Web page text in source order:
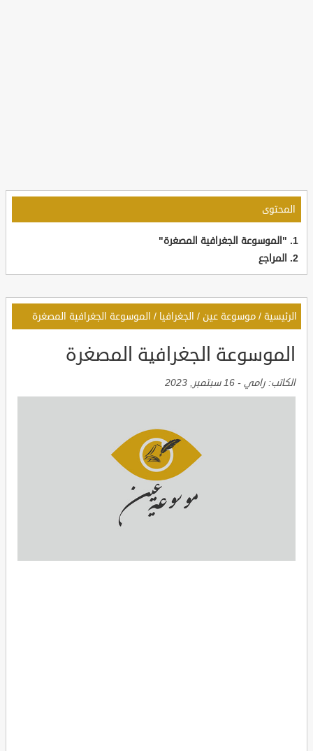
المحتوى
"الموسوعة الجغرافية المصغرة"
المراجع
الرئيسية / موسوعة عين / الجغرافيا / الموسوعة الجغرافية المصغرة
الموسوعة الجغرافية المصغرة
الكاتب: رامي - 16 سبتمبر, 2023